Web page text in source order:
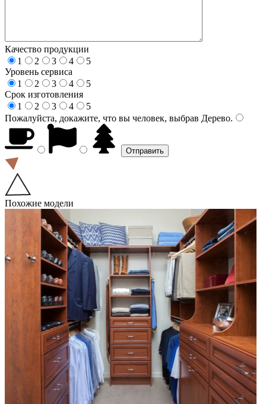
Качество продукции
1
2 3 4
5
Уровень сервиса
1
2 3 4
5
Срок изготовления
1
2 3 4
5
Пожалуйста, докажите, что вы человек, выбрав Дерево.
Похожие модели